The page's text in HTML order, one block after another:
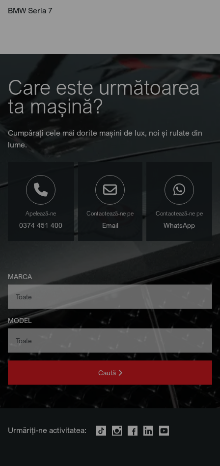
BMW Seria 7
Care este următoarea
ta mașină?
Cumpărați cele mai dorite mașini de lux, noi și rulate din
lume.
Apelează-ne
0374 451 400
Contactează-ne pe
Email
Contactează-ne pe
WhatsApp
MARCA
MODEL
Caută
Urmăriți-ne activitatea: